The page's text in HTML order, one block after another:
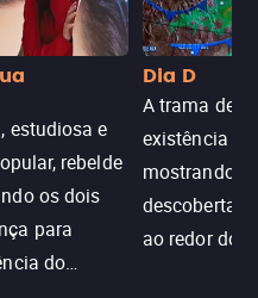
estudiosa e
rebelde
os dois
para
do
Dia D
A trama de
existência
mostrando
descoberta
ao redor do